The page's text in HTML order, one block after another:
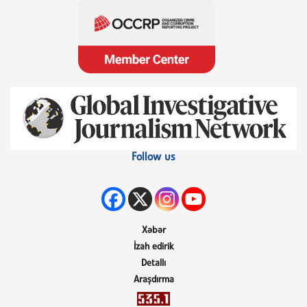
Follow us
Xəbər
İzah edirik
Detallı
Araşdırma